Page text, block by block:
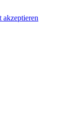
akzeptieren